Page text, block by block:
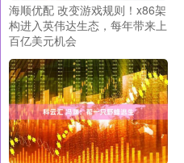
海顺优配 改变游戏规则！x86架
构进入英伟达生态，每年带来上
百亿美元机会